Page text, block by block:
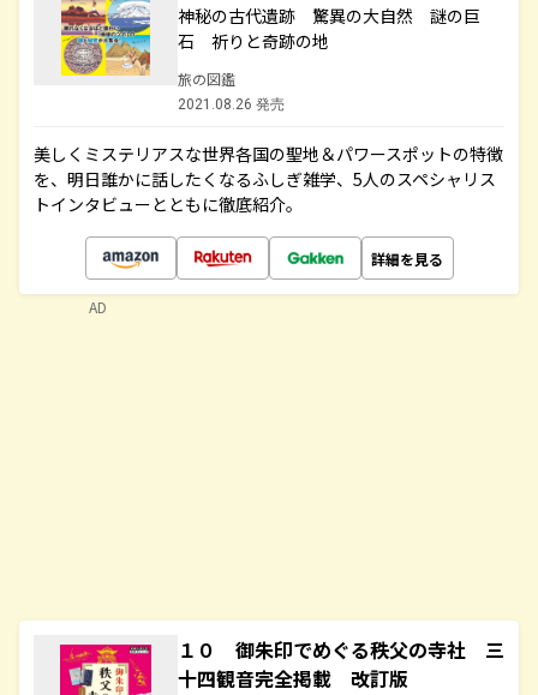
神秘の古代遺跡 驚異の大自然 謎の巨
石 祈りと奇跡の地
旅の図鑑
2021.08.26 発売
美しくミステリアスな世界各国の聖地＆パワースポットの特徴
を、明日誰かに話したくなるふしぎ雑学、5人のスペシャリス
トインタビューとともに徹底紹介。
詳細を見る
１０ 御朱印でめぐる秩父の寺社 三
十四観音完全掲載 改訂版
AD